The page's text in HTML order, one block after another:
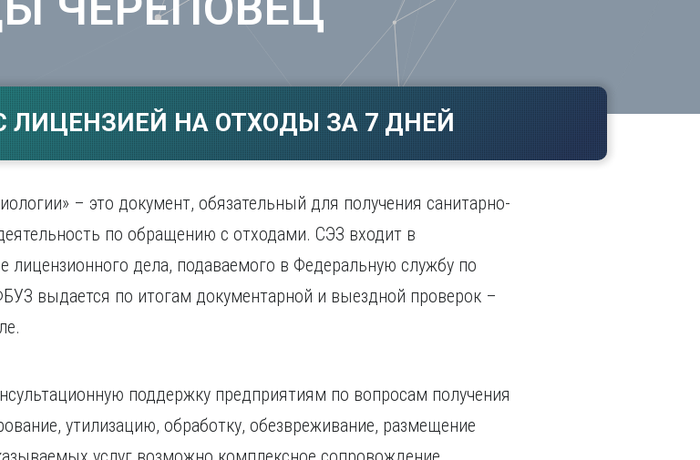
Махачкала
Набережные Челны
Нижний Новгород
Новокузнецк
Саратов
Севастополь
Смоленск
Ставрополь
Ч
Я
Ярославль
НА ОТХОДЫ ЗА 7 ДНЕЙ
– это документ, обязательный для получения санитарно-
по обращению с отходами. СЭЗ входит в
лицензионного дела, подаваемого в Федеральную службу по
выдается по итогам документарной и выездной проверок –
поддержку предприятиям по вопросам получения
утилизацию, обработку, обезвреживание, размещение